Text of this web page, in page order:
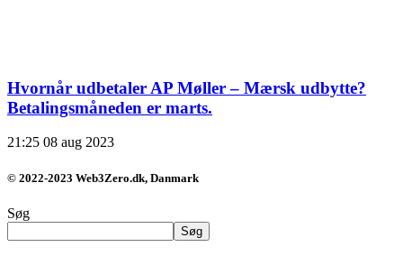
Hvornår udbetaler AP Møller – Mærsk udbytte?
Betalingsmåneden er marts.
21:25 08 aug 2023
© 2022-2023 Web3Zero.dk, Danmark
Søg
Søg